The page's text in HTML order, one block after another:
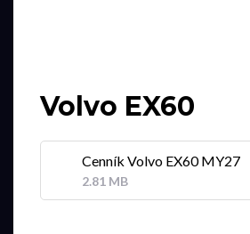
Volvo EX60
Cenník Volvo EX60 MY27
2.81 MB